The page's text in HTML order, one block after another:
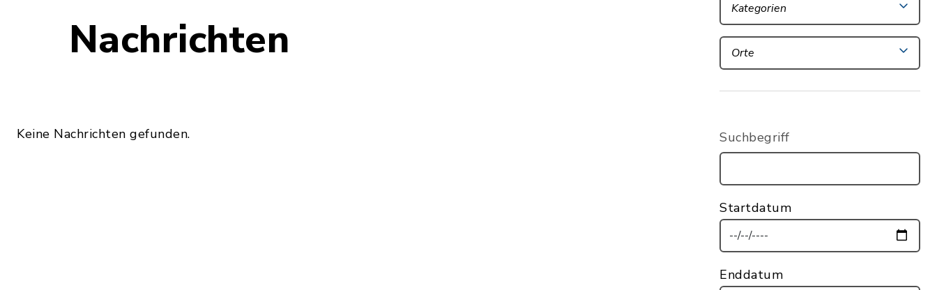
Nachrichten
Keine Nachrichten gefunden.
Kategorien
Orte
Suchbegriff
Startdatum
Enddatum